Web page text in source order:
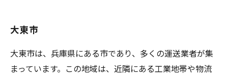
大東市
大東市は、兵庫県にある市であり、多くの運送業者が集
まっています。この地域は、近隣にある工業地帯や物流